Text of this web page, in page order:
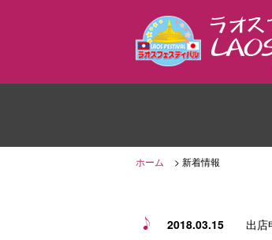
ホーム 新着情報
2018.03.15 出店